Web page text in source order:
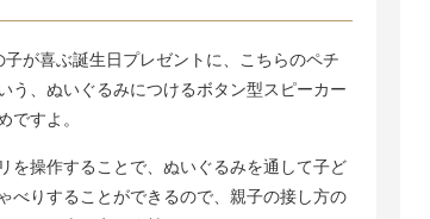
子が喜ぶ誕生日プレゼントに、こちらのペチ
う、ぬいぐるみにつけるボタン型スピーカー
ですよ。
を操作することで、ぬいぐるみを通して子ど
べりすることができるので、親子の接し方の